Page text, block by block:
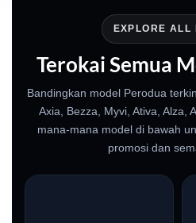
EXPLORE ALL
Terokai Semua
Bandingkan model Perodua
Axia, Bezza, Myvi, Ativa, Alza,
mana-mana model di bawah
promosi dan